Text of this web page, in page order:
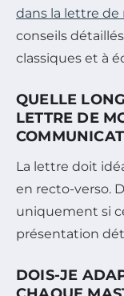
dans la lettre
conseils
classiques et à
QUELLE
LETTRE DE
La lettre doit
en recto-verso.
uniquement si
présentation
DOIS-JE